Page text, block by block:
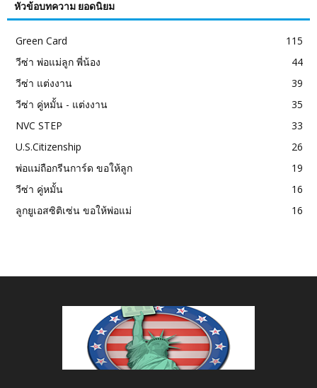
หัวข้อบทความ ยอดนิยม
Green Card
115
วีซ่า พ่อแม่ลูก พี่น้อง
44
วีซ่า แต่งงาน
39
วีซ่า คู่หมั้น - แต่งงาน
35
NVC STEP
33
U.S.Citizenship
26
พ่อแม่ถือกรีนการ์ด ขอให้ลูก
19
วีซ่า คู่หมั้น
16
ลูกยูเอสซิติเซ่น ขอให้พ่อแม่
16